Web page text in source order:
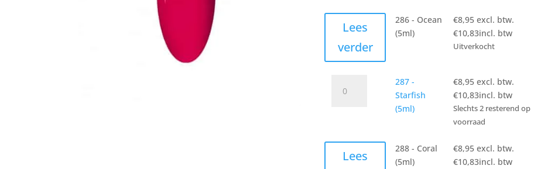
Lees
verder
286 - Ocean
(5ml)
€8,95 excl. btw.
€10,83incl. btw
Uitverkocht
287 -
Starfish
(5ml)
€8,95 excl. btw.
€10,83incl. btw
Slechts 2 resterend op
voorraad
Lees
288 - Coral
(5ml)
€8,95 excl. btw.
€10,83incl. btw